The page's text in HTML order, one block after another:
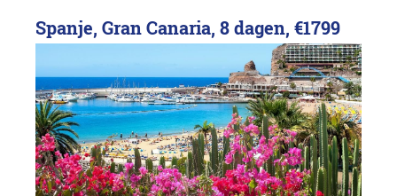
Spanje, Gran Canaria, 8 dagen, €1799